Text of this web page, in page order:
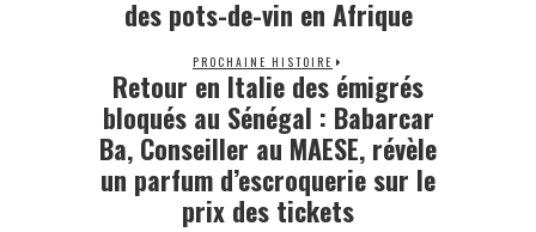
des pots-de-vin en Afrique
PROCHAINE HISTOIRE
Retour en Italie des émigrés
bloqués au Sénégal : Babarcar
Ba, Conseiller au MAESE, révèle
un parfum d’escroquerie sur le
prix des tickets